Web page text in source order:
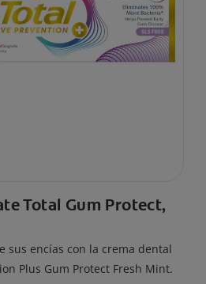
Total Gum Protect,
sus encías con la crema dental
Plus Gum Protect Fresh Mint.